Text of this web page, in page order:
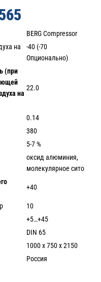
BERG Compressor
на
-40 (-70
Опционально)
(при
на
22.0
0.14
380
5-7 %
оксид алюминия,
молекулярное сито
+40
10
+5…+45
DIN 65
1000 х 750 х 2150
Россия